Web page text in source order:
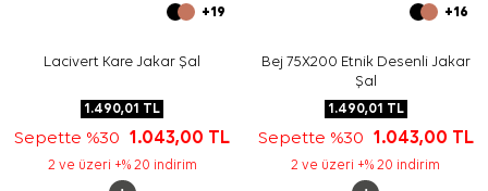
+19
Lacivert Kare Jakar Şal
1.490,01 TL
Sepette %30 1.043,00 TL
2 ve üzeri +% 20 indirim
+16
Bej 75X200 Etnik Desenli Jakar
Şal
1.490,01 TL
Sepette %30 1.043,00 TL
2 ve üzeri +% 20 indirim